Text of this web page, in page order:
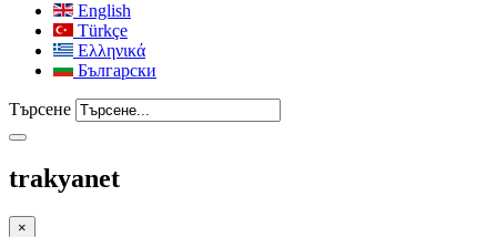
English
Türkçe
Ελληνικά
Български
Търсене
trakyanet
×